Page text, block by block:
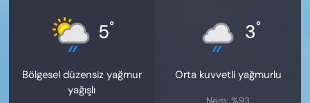
5°
Bölgesel düzensiz yağmur
yağışlı
3°
Orta kuvvetli yağmurlu